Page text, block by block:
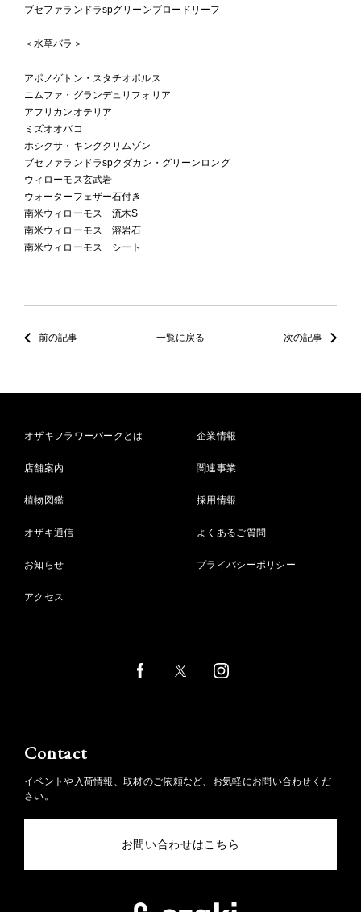
ブセファランドラspグリーンブロードリーフ
＜水草バラ＞
アポノゲトン・スタチオポルス
ニムファ・グランデュリフォリア
アフリカンオテリア
ミズオオバコ
ホシクサ・キングクリムゾン
ブセファランドラspクダカン・グリーンロング
ウィローモス玄武岩
ウォーターフェザー石付き
南米ウィローモス 流木S
南米ウィローモス 溶岩石
南米ウィローモス シート
前の記事 一覧に戻る 次の記事
オザキフラワーパークとは
店舗案内
植物図鑑
オザキ通信
お知らせ
アクセス
企業情報
関連事業
採用情報
よくあるご質問
プライバシーポリシー
Contact
イベントや入荷情報、取材のご依頼など、お気軽にお問い合わせくだ
さい。
お問い合わせはこちら